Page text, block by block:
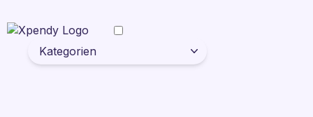
Kategorien